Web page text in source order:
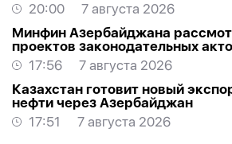
20:00
7 августа 2026
Минфин Азербайджана
проектов законодательных
17:56
7 августа 2026
Казахстан готовит новый
нефти через Азербайджан
17:51
7 августа 2026